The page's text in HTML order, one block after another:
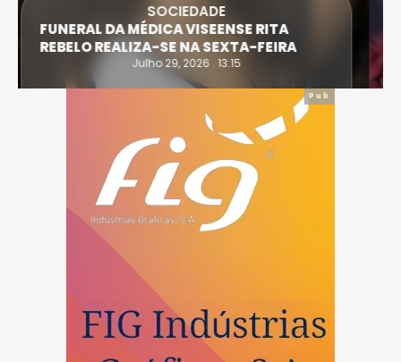
ATLETA DE CASTRO DAIRE SUPERA PROVA
EXTREMA DO TRIATLO E TORNA-SE
IRONWOMAN
Julho 28, 2026 . 16:14
Pub